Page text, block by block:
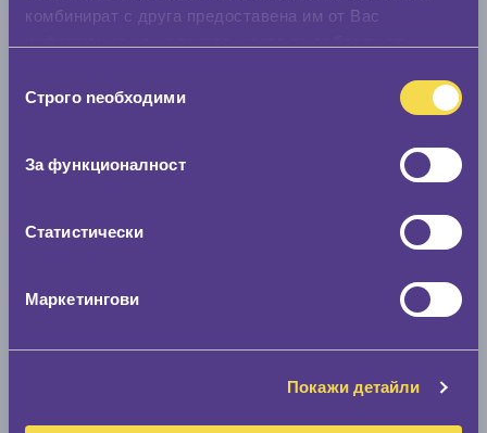
комбинират с друга предоставена им от Вас
наСтрого nеобходими
За функционалност
Статистически
Маркетингови
Покажи детайли